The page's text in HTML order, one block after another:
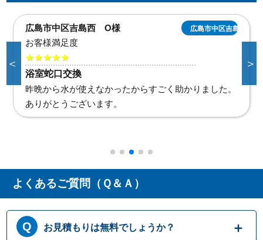
広島市中区吉島西 O様 広島市中区吉島西
お客様満足度
★★★★★
浴室蛇口交換
昨晩から水が使えなかったからすごく助かりました。
ありがとうございます。
＜ ＞
よくあるご質問（Ｑ＆Ａ）
お見積もりは無料でしょうか？